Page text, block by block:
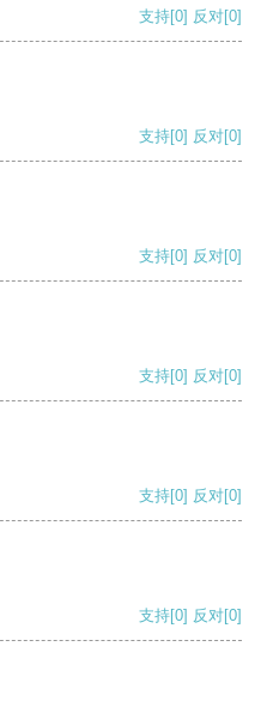
支持[0] 反对[0]
支持[0] 反对[0]
支持[0] 反对[0]
支持[0] 反对[0]
支持[0] 反对[0]
支持[0] 反对[0]